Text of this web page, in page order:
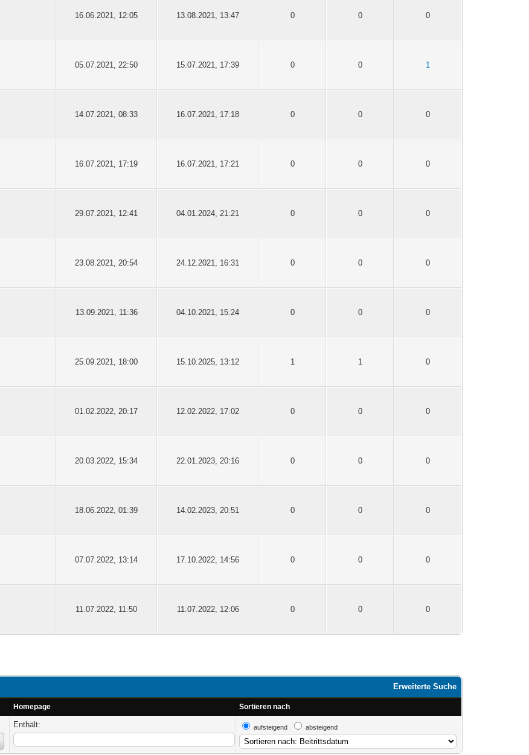
16.06.2021, 12:05 13.08.2021, 13:47 0 0 0
05.07.2021, 22:50 15.07.2021, 17:39 0 0 1
14.07.2021, 08:33 16.07.2021, 17:18 0 0 0
16.07.2021, 17:19 16.07.2021, 17:21 0 0 0
29.07.2021, 12:41 04.01.2024, 21:21 0 0 0
23.08.2021, 20:54 24.12.2021, 16:31 0 0 0
13.09.2021, 11:36 04.10.2021, 15:24 0 0 0
25.09.2021, 18:00 15.10.2025, 13:12 1 1 0
01.02.2022, 20:17 12.02.2022, 17:02 0 0 0
20.03.2022, 15:34 22.01.2023, 20:16 0 0 0
18.06.2022, 01:39 14.02.2023, 20:51 0 0 0
07.07.2022, 13:14 17.10.2022, 14:56 0 0 0
11.07.2022, 11:50 11.07.2022, 12:06 0 0 0
Erweiterte Suche
Homepage Sortieren nach
Enthält: aufsteigend absteigend